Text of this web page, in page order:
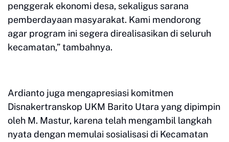
penggerak ekonomi desa, sekaligus sarana
pemberdayaan masyarakat. Kami mendorong
agar program ini segera direalisasikan di seluruh
kecamatan,” tambahnya.
Ardianto juga mengapresiasi komitmen
Disnakertranskop UKM Barito Utara yang dipimpin
oleh M. Mastur, karena telah mengambil langkah
nyata dengan memulai sosialisasi di Kecamatan